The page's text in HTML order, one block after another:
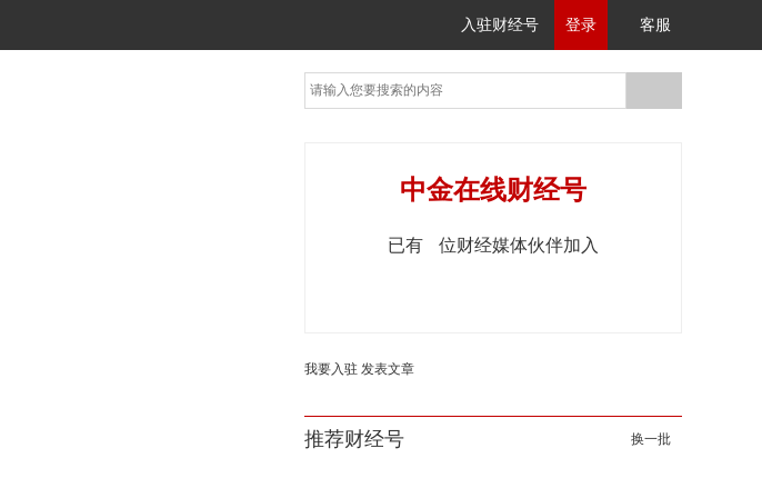
入驻财经号 登录 客服
中金在线财经号
已有 位财经媒体伙伴加入
我要入驻 发表文章
推荐财经号 换一批